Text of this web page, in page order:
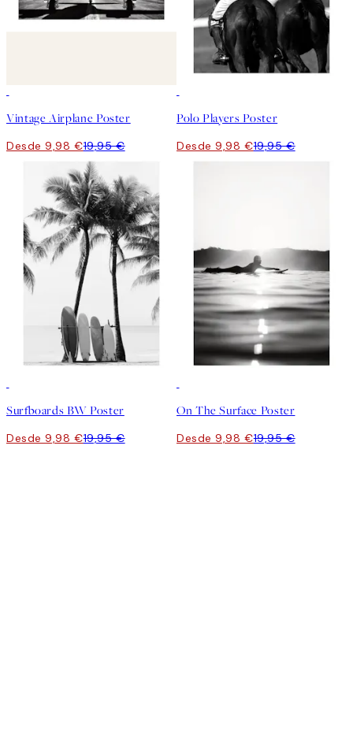
Vintage Airplane Poster
Desde 9,98 €19,95 €
Polo Players Poster
Desde 9,98 €19,95 €
Surfboards BW Poster
Desde 9,98 €19,95 €
On The Surface Poster
Desde 9,98 €19,95 €